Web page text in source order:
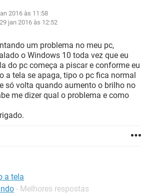
EXCEL
FACEBOOK
GMAIL
FACEBOOK
EXCEL
GMAIL
2016 às 11:58
29 jan 2016 às 12:52
um problema no meu pc,
o Windows 10 toda vez que eu
do pc começa a piscar e conforme eu
a tela se apaga, tipo o pc fica normal
só volta quando aumento o brilho no
me dizer qual o problema e como
a tela
- Melhores respostas